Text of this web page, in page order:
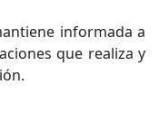
informada a
que realiza y